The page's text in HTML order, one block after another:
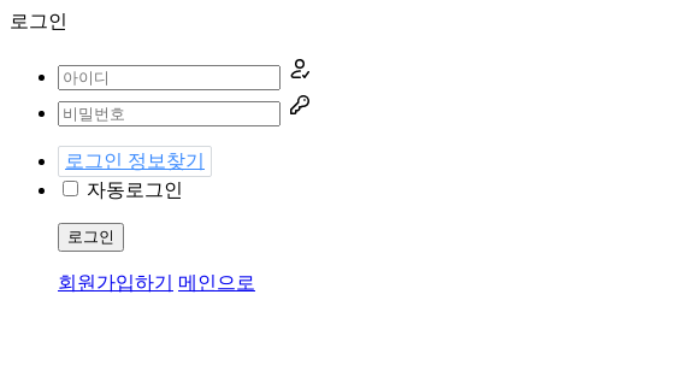
로그인
로그인 정보찾기
자동로그인
로그인
회원가입하기 메인으로